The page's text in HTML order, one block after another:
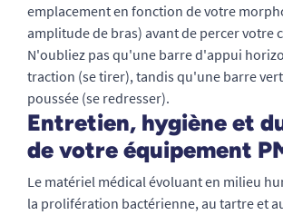
emplacement en fonction de votre
amplitude de bras) avant de percer votre
N'oubliez pas qu'une barre d'appui
traction (se tirer), tandis qu'une barre
poussée (se redresser).
Entretien, hygiène et
de votre équipement
Le matériel médical évoluant en milieu
la prolifération bactérienne, au tartre et